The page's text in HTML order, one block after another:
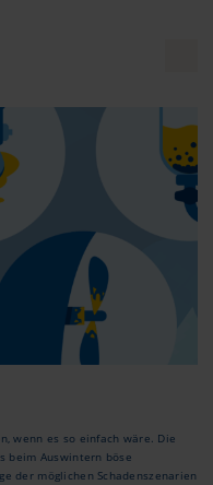
wenn es so einfach wäre. Die
beim Auswintern böse
der möglichen Schadenszenarien